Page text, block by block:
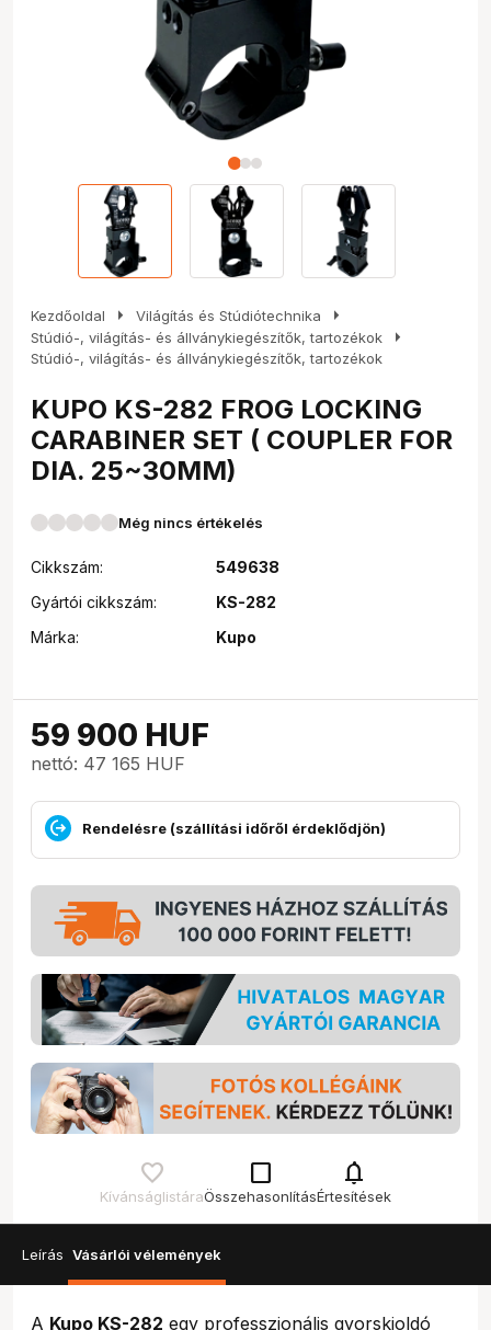
Kezdőoldal arrow_right Világítás és Stúdiótechnika arrow_right
Stúdió-, világítás- és állványkiegészítők, tartozékok arrow_right
Stúdió-, világítás- és állványkiegészítők, tartozékok
KUPO KS-282 FROG LOCKING
CARABINER SET ( COUPLER FOR
DIA. 25~30MM)
Még nincs értékelés
Cikkszám:
549638
Gyártói cikkszám:
KS-282
Márka:
Kupo
59 900 HUF
nettó: 47 165 HUF
Rendelésre (szállítási időről érdeklődjön)
Kívánságlistára
check_box_outline_blank
Összehasonlítás
notifications
Értesítések
Leírás Vásárlói vélemények
A Kupo KS-282 egy professzionális gyorskioldó